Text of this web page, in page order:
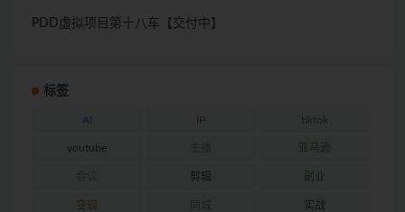
PDD虚拟项目第十八车【交付中】
标签
AI IP tiktok
youtube 亚马逊
剪辑 副业
变现 实战